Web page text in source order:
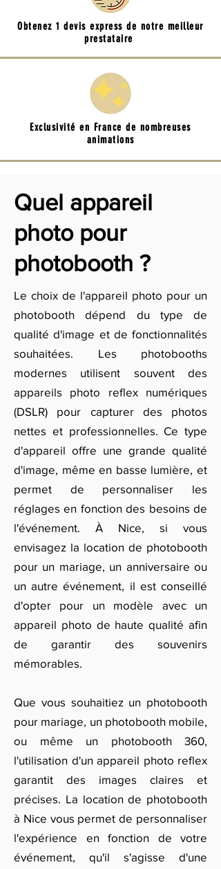
Obtenez 1 devis express de notre meilleur
prestataire
Exclusivité en France de nombreuses
animations
Quel appareil
photo pour
photobooth ?
Le choix de l'appareil photo pour un
photobooth dépend du type de
qualité d'image et de fonctionnalités
souhaitées. Les photobooths
modernes utilisent souvent des
appareils photo reflex numériques
(DSLR) pour capturer des photos
nettes et professionnelles. Ce type
d'appareil offre une grande qualité
d'image, même en basse lumière, et
permet de personnaliser les
réglages en fonction des besoins de
l'événement. À Nice, si vous
envisagez la location de photobooth
pour un mariage, un anniversaire ou
un autre événement, il est conseillé
d'opter pour un modèle avec un
appareil photo de haute qualité afin
de garantir des souvenirs
mémorables.
Que vous souhaitiez un photobooth
pour mariage, un photobooth mobile,
ou même un photobooth 360,
l'utilisation d'un appareil photo reflex
garantit des images claires et
précises. La location de photobooth
à Nice vous permet de personnaliser
l'expérience en fonction de votre
événement, qu'il s'agisse d'une